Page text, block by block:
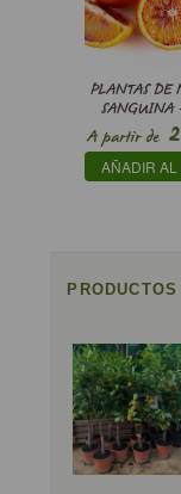
PLANTAS DE
SANGUINA
SINENSIS
A partir de
AÑADIR